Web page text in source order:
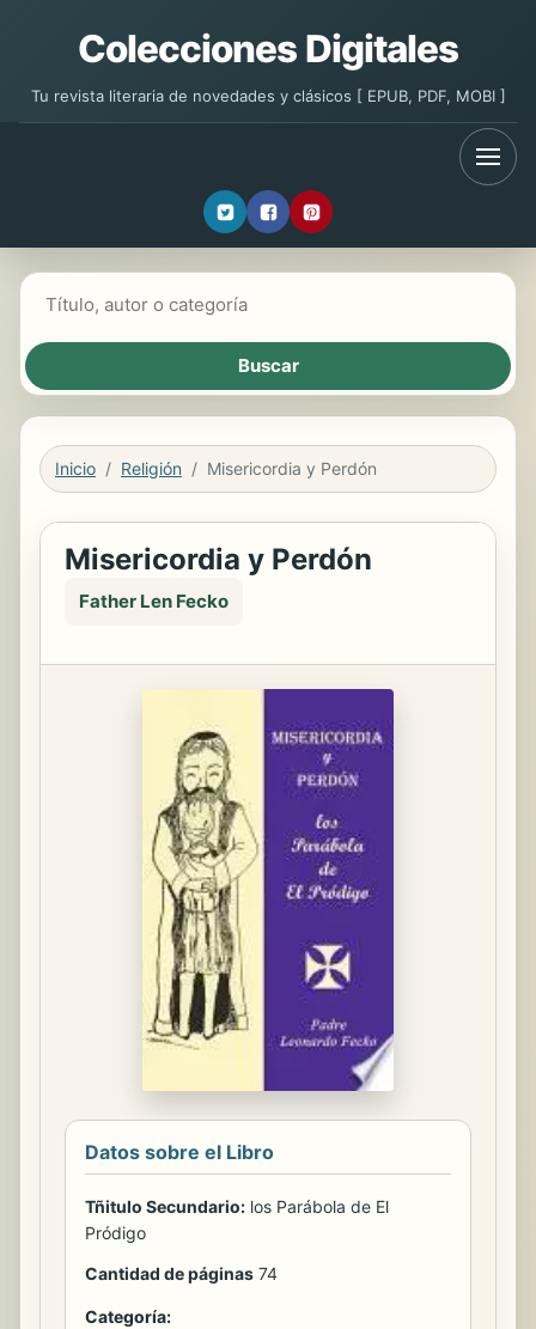
Colecciones Digitales
Tu revista literaria de novedades y clásicos [ EPUB, PDF, MOBI ]
Inicio Religión Misericordia y Perdón
Misericordia y Perdón
Father Len Fecko
Datos sobre el Libro
Tñitulo Secundario: los Parábola de El
Pródigo
Cantidad de páginas 74
Categoría: